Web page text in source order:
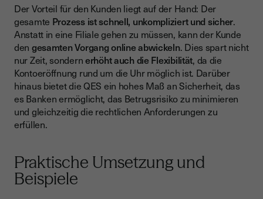
Der Vorteil für den Kunden liegt auf der Hand: Der
gesamte Prozess ist schnell, unkompliziert und sicher.
Anstatt in eine Filiale gehen zu müssen, kann der Kunde
den gesamten Vorgang online abwickeln. Dies spart nicht
nur Zeit, sondernerhöht auch die Flexibilität, da die
Kontoeröffnung rund um die Uhr möglich ist. Darüber
hinaus bietet die QES ein hohes Maß an Sicherheit, das
es Banken ermöglicht, das Betrugsrisiko zu minimieren
und gleichzeitig die rechtlichen Anforderungen zu
erfüllen.
Praktische Umsetzung und
Beispiele